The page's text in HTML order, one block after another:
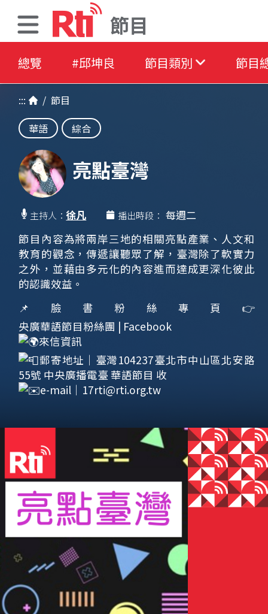
節目
總覽 #邱坤良 節目類別 節目
::: / 節目
華語
綜合
亮點臺灣
主持人：徐凡 播出時段： 每週二
節目內容為將兩岸三地的相關亮點產業、人文和
教育的觀念，傳遞讓聽眾了解，臺灣除了軟實力
之外，並藉由多元化的內容進而達成更深化彼此
的認識效益。
📌臉書粉絲專頁👉
央廣華語節目粉絲團 | Facebook
來信資訊
郵寄地址｜臺灣104237臺北市中山區北安路
55號 中央廣播電臺 華語節目 收
e-mail｜ 17rti@rti.org.tw